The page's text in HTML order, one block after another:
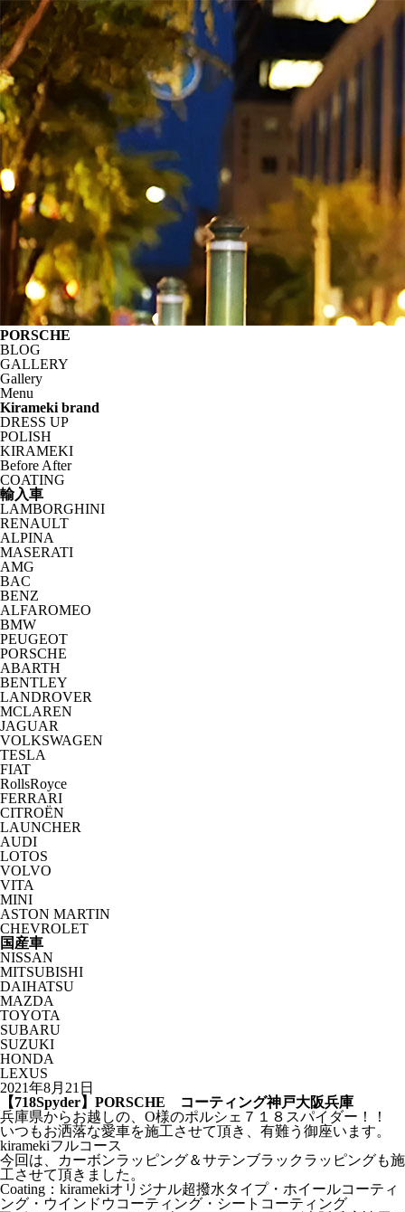
PORSCHE
BLOG
GALLERY
Gallery
Menu
Kirameki brand
DRESS UP
POLISH
KIRAMEKI
Before After
COATING
輸入車
LAMBORGHINI
RENAULT
ALPINA
MASERATI
AMG
BAC
BENZ
ALFAROMEO
BMW
PEUGEOT
PORSCHE
ABARTH
BENTLEY
LANDROVER
MCLAREN
JAGUAR
VOLKSWAGEN
TESLA
FIAT
RollsRoyce
FERRARI
CITROËN
LAUNCHER
AUDI
LOTOS
VOLVO
VITA
MINI
ASTON MARTIN
CHEVROLET
国産車
NISSAN
MITSUBISHI
DAIHATSU
MAZDA
TOYOTA
SUBARU
SUZUKI
HONDA
LEXUS
2021年8月21日
【718Spyder】PORSCHE コーティング神戸大阪兵庫
兵庫県からお越しの、O様のポルシェ７１８スパイダー！！
いつもお洒落な愛車を施工させて頂き、有難う御座います。
kiramekiフルコース
今回は、カーボンラッピング＆サテンブラックラッピングも施
工させて頂きました。
Coating：kiramekiオリジナル超撥水タイプ・ホイールコーティ
ング・ウインドウコーティング・シートコーティング